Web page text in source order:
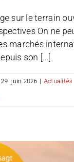
sur le terrain
On ne
marchés
son [...]
29. juin 2026 | Actualités